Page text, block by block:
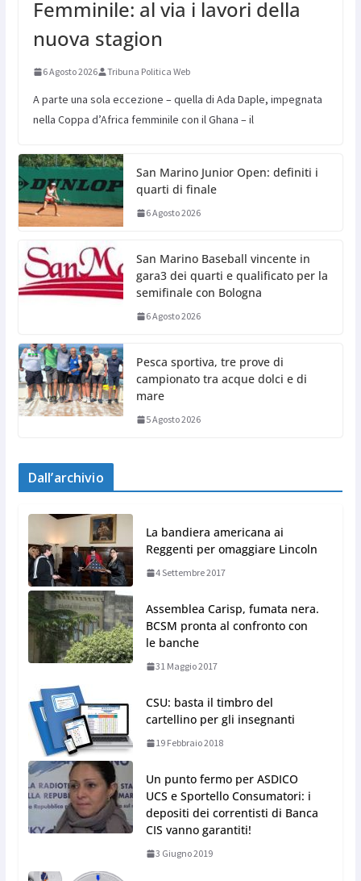
Femminile: al via i lavori della
nuova stagion
6 Agosto 2026 Tribuna Politica Web
A parte una sola eccezione – quella di Ada Daple, impegnata
nella Coppa d’Africa femminile con il Ghana – il
San Marino Junior Open: definiti i
quarti di finale
6 Agosto 2026
San Marino Baseball vincente in
gara3 dei quarti e qualificato per la
semifinale con Bologna
6 Agosto 2026
Pesca sportiva, tre prove di
campionato tra acque dolci e di
mare
5 Agosto 2026
Dall’archivio
La bandiera americana ai
Reggenti per omaggiare Lincoln
4 Settembre 2017
Assemblea Carisp, fumata nera.
BCSM pronta al confronto con
le banche
31 Maggio 2017
CSU: basta il timbro del
cartellino per gli insegnanti
19 Febbraio 2018
Un punto fermo per ASDICO
UCS e Sportello Consumatori: i
depositi dei correntisti di Banca
CIS vanno garantiti!
3 Giugno 2019